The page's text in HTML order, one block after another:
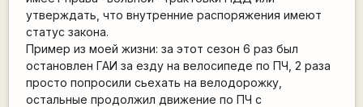
утверждать, что внутренние распоряжения имеют
статус закона.
Пример из моей жизни: за этот сезон 6 раз был
остановлен ГАИ за езду на велосипеде по ПЧ, 2 раза
просто попросили сьехать на велодорожку,
остальные продолжил движение по ПЧ с